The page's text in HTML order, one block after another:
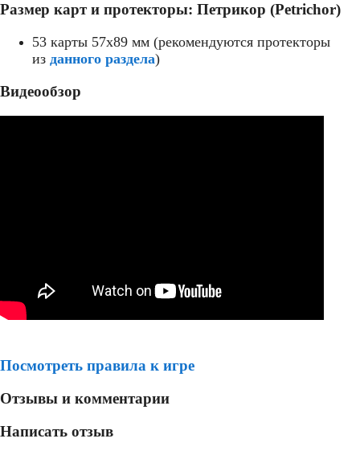
Размер карт и протекторы: Петрикор (Petrichor)
53 карты 57x89 мм (рекомендуются протекторы
из данного раздела)
Видеообзор
Посмотреть правила к игре
Отзывы и комментарии
Написать отзыв